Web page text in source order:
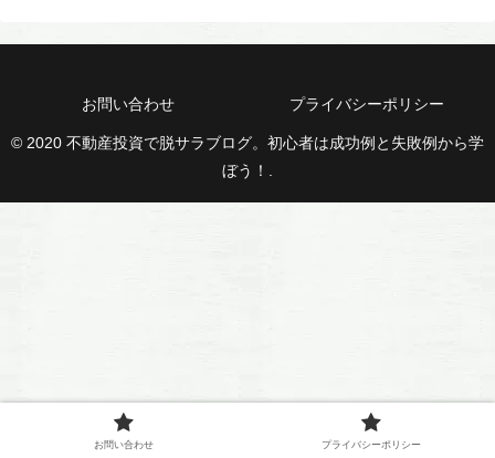
お問い合わせ プライバシーポリシー
© 2020 不動産投資で脱サラブログ。初心者は成功例と失敗例から学
ぼう！.
お問い合わせ プライバシーポリシー